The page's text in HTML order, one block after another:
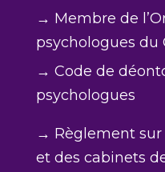
→ Membre de
psychologues du
→ Code de
psychologues
→ Règlement
et des cabinets